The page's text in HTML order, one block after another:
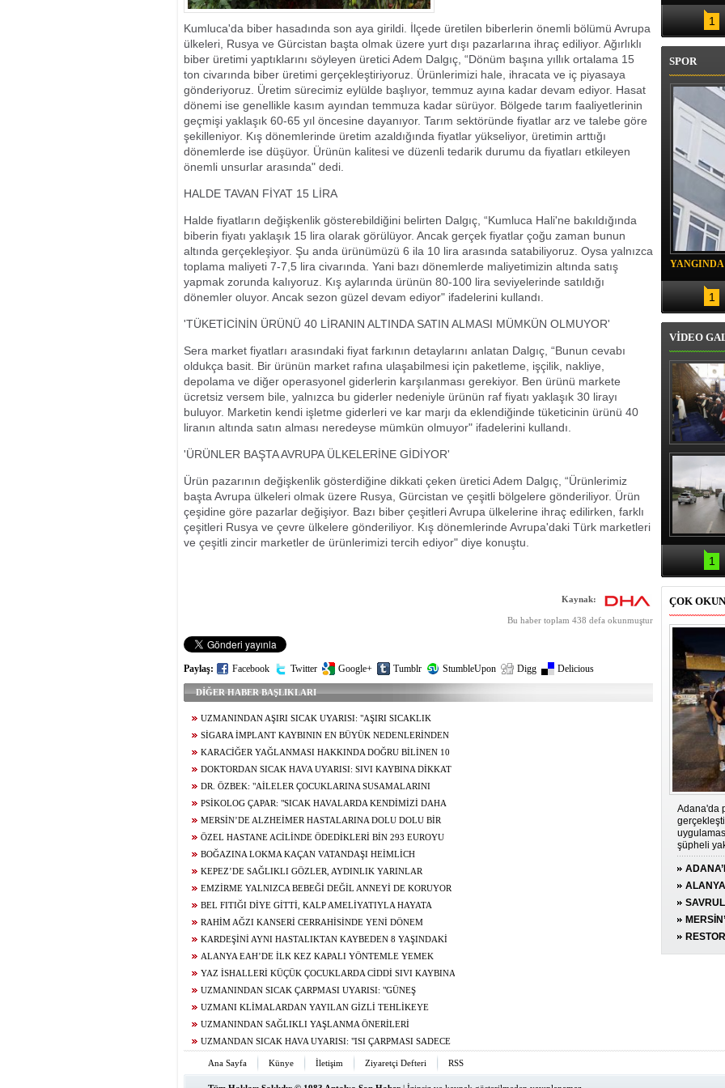
KAYBETTİ
2 KATINA ÇIKARILDI
Kumluca'da biber hasadında son aya girildi. İlçede üretilen biberlerin önemli bölümü Avrupa
ülkeleri, Rusya ve Gürcistan başta olmak üzere yurt dışı pazarlarına ihraç ediliyor. Ağırlıklı
biber üretimi yaptıklarını söyleyen üretici Adem Dalgıç, “Dönüm başına yıllık ortalama 15
ton civarında biber üretimi gerçekleştiriyoruz. Ürünlerimizi hale, ihracata ve iç piyasaya
gönderiyoruz. Üretim sürecimiz eylülde başlıyor, temmuz ayına kadar devam ediyor. Hasat
dönemi ise genellikle kasım ayından temmuza kadar sürüyor. Bölgede tarım faaliyetlerinin
geçmişi yaklaşık 60-65 yıl öncesine dayanıyor. Tarım sektöründe fiyatlar arz ve talebe göre
şekilleniyor. Kış dönemlerinde üretim azaldığında fiyatlar yükseliyor, üretimin arttığı
dönemlerde ise düşüyor. Ürünün kalitesi ve düzenli tedarik durumu da fiyatları etkileyen
önemli unsurlar arasında" dedi.
HALDE TAVAN FİYAT 15 LİRA
Halde fiyatların değişkenlik gösterebildiğini belirten Dalgıç, “Kumluca Hali'ne bakıldığında
biberin fiyatı yaklaşık 15 lira olarak görülüyor. Ancak gerçek fiyatlar çoğu zaman bunun
altında gerçekleşiyor. Şu anda ürünümüzü 6 ila 10 lira arasında satabiliyoruz. Oysa yalnızca
toplama maliyeti 7-7,5 lira civarında. Yani bazı dönemlerde maliyetimizin altında satış
yapmak zorunda kalıyoruz. Kış aylarında ürünün 80-100 lira seviyelerinde satıldığı
dönemler oluyor. Ancak sezon güzel devam ediyor" ifadelerini kullandı.
'TÜKETİCİNİN ÜRÜNÜ 40 LİRANIN ALTINDA SATIN ALMASI MÜMKÜN OLMUYOR'
Sera market fiyatları arasındaki fiyat farkının detaylarını anlatan Dalgıç, “Bunun cevabı
oldukça basit. Bir ürünün market rafına ulaşabilmesi için paketleme, işçilik, nakliye,
depolama ve diğer operasyonel giderlerin karşılanması gerekiyor. Ben ürünü markete
ücretsiz versem bile, yalnızca bu giderler nedeniyle ürünün raf fiyatı yaklaşık 30 lirayı
buluyor. Marketin kendi işletme giderleri ve kar marjı da eklendiğinde tüketicinin ürünü 40
liranın altında satın alması neredeyse mümkün olmuyor" ifadelerini kullandı.
'ÜRÜNLER BAŞTA AVRUPA ÜLKELERİNE GİDİYOR'
Ürün pazarının değişkenlik gösterdiğine dikkati çeken üretici Adem Dalgıç, “Ürünlerimiz
başta Avrupa ülkeleri olmak üzere Rusya, Gürcistan ve çeşitli bölgelere gönderiliyor. Ürün
çeşidine göre pazarlar değişiyor. Bazı biber çeşitleri Avrupa ülkelerine ihraç edilirken, farklı
çeşitleri Rusya ve çevre ülkelere gönderiliyor. Kış dönemlerinde Avrupa'daki Türk marketleri
ve çeşitli zincir marketler de ürünlerimizi tercih ediyor" diye konuştu.
Kaynak:
Bu haber toplam 438 defa okunmuştur
Paylaş: Facebook Twitter Google+ Tumblr StumbleUpon Digg Delicious
DİĞER HABER BAŞLIKLARI
UZMANINDAN AŞIRI SICAK UYARISI: "AŞIRI SICAKLIK
ARTIŞLARI İNSANLARIN UYARILMIŞLIK DÜZEYİNİ ARTIRIYOR"
SİGARA İMPLANT KAYBININ EN BÜYÜK NEDENLERİNDEN
BİRİKARACİĞER YAĞLANMASI HAKKINDA DOĞRU BİLİNEN 10
YANLIŞDOKTORDAN SICAK HAVA UYARISI: SIVI KAYBINA DİKKAT
DR. ÖZBEK: "AİLELER ÇOCUKLARINA SUSAMALARINI
BEKLEMEDEN DÜZENLİ ARALIKLARLA SU İÇİRMELİ"
PSİKOLOG ÇAPAR: "SICAK HAVALARDA KENDİMİZİ DAHA
GERGİN, SABIRSIZ VE ÖFKELİ HİSSEDEBİLİRİZ"
MERSİN’DE ALZHEİMER HASTALARINA DOLU DOLU BİR
GÜNÖZEL HASTANE ACİLİNDE ÖDEDİKLERİ BİN 293 EUROYU
CİMER’E TAŞIDILAR
BOĞAZINA LOKMA KAÇAN VATANDAŞI HEİMLİCH
MANEVRASI KURTARDI
KEPEZ’DE SAĞLIKLI GÖZLER, AYDINLIK YARINLAR
EMZİRME YALNIZCA BEBEĞİ DEĞİL ANNEYİ DE KORUYOR
BEL FITIĞI DİYE GİTTİ, KALP AMELİYATIYLA HAYATA
TUTUNDU
RAHİM AĞZI KANSERİ CERRAHİSİNDE YENİ DÖNEM
KARDEŞİNİ AYNI HASTALIKTAN KAYBEDEN 8 YAŞINDAKİ
KIRGIZİSTANLI AKHMARCAN AÜ’DE SAĞLIĞINA KAVUŞTU
ALANYA EAH’DE İLK KEZ KAPALI YÖNTEMLE YEMEK
BORUSU KANSERİ AMELİYATI GERÇEKLEŞTİRİLDİ
YAZ İSHALLERİ KÜÇÜK ÇOCUKLARDA CİDDİ SIVI KAYBINA
YOL AÇABİLİYOR
UZMANINDAN SICAK ÇARPMASI UYARISI: "GÜNEŞ
ALTINDA OLMASANIZ DA RİSK ALTINDASINIZ"
UZMANI KLİMALARDAN YAYILAN GİZLİ TEHLİKEYE
KARŞI UYARDI:
UZMANINDAN SAĞLIKLI YAŞLANMA ÖNERİLERİ
UZMANDAN SICAK HAVA UYARISI: "ISI ÇARPMASI SADECE
GÜNEŞ ALTINDA OLMAZ"
1
SPOR
1
VİDEO
Erbaş,
Veli
teravih
1
ÇOK
Adana'da
şüpheli
KESİLDİ
BAŞINI
190
Ana Sayfa Künye İletişim Ziyaretçi Defteri RSS